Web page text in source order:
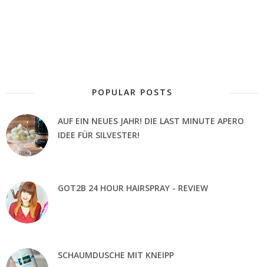
POPULAR POSTS
AUF EIN NEUES JAHR! DIE LAST MINUTE APERO
IDEE FÜR SILVESTER!
GOT2B 24 HOUR HAIRSPRAY - REVIEW
SCHAUMDUSCHE MIT KNEIPP